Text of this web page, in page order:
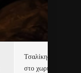
Τσαλίκης,
στο χωριό του Άι